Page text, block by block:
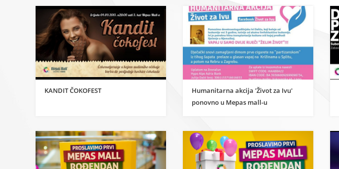
KANDIT ČOKOFEST
Humanitarna akcija 'Život za Ivu'
ponovno u Mepas mall-u